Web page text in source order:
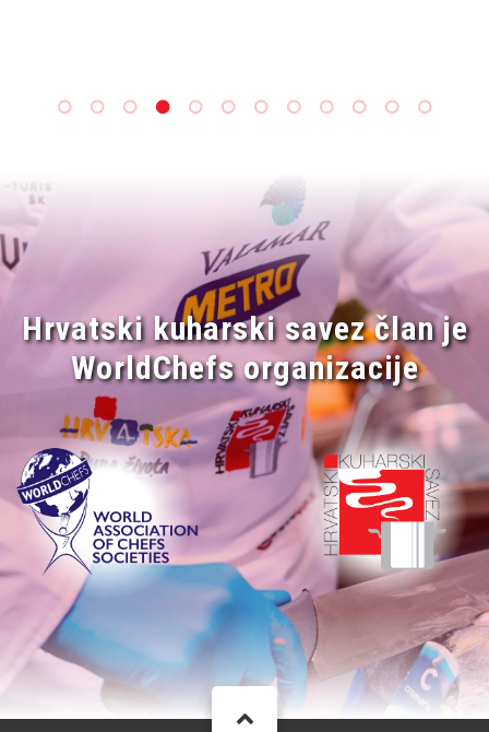
Hrvatski kuharski savez član je
WorldChefs organizacije